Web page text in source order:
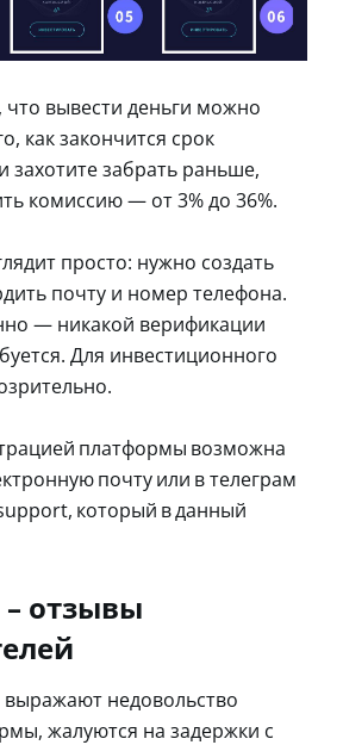
вывести деньги можно
как закончится срок
захотите забрать раньше,
комиссию — от 3% до 36%.
просто: нужно создать
почту и номер телефона.
— никакой верификации
Для инвестиционного
платформы возможна
почту или в телеграм
который в данный
отзывы
недовольство
жалуются на задержки с